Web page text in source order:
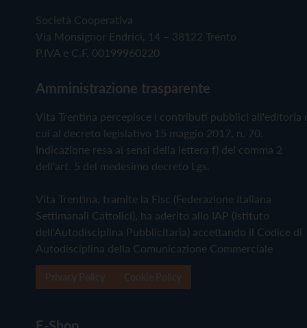
Società Cooperativa
Via Monsignor Endrici, 14 – 38122 Trento
P.IVA e C.F. 00199960220
Amministrazione trasparente
Vita Trentina percepisce i contributi pubblici all'editoria
cui al decreto legislativo 15 maggio 2017, n. 70.
Indicazione resa ai sensi della lettera f) del comma 2
dell'art. 5 del medesimo decreto Lgs.
Vita Trentina, tramite la Fisc (Federazione Italiana
Settimanali Cattolici), ha aderito allo IAP (Istituto
dell'Autodisciplina Pubblicitaria) accettando il Codice di
Autodisciplina della Comunicazione Commerciale